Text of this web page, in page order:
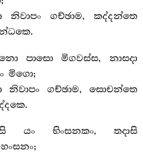
නිවාපං ගච්ඡාම, කද්දන්තෙ
පාසො මිගවස්ස, නාසදා
මිගො;
නිවාපං ගච්ඡාම, සොචන්තෙ
යං භිංසනකං, තදාසි